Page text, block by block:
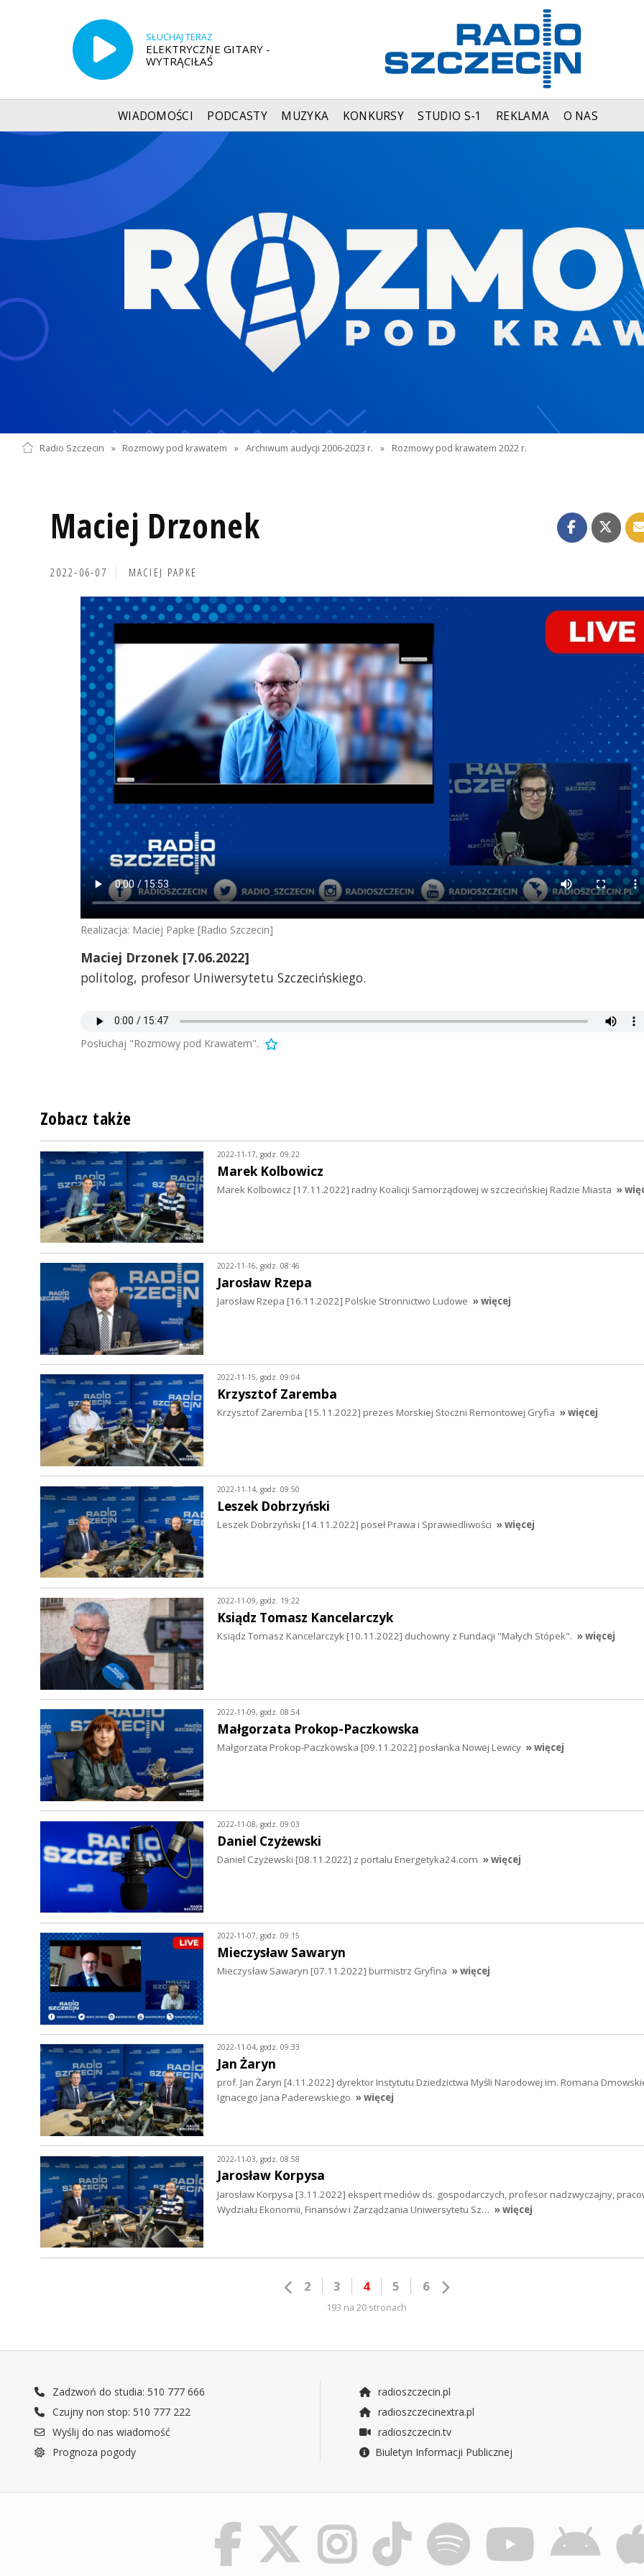
SŁUCHAJ TERAZ
ELEKTRYCZNE GITARY -
WYTRĄCIŁAŚ
WIADOMOŚCI PODCASTY MUZYKA KONKURSY STUDIO S-1 REKLAMA O NAS
Radio Szczecin » Rozmowy pod krawatem » Archiwum audycji 2006-2023 r. » Rozmowy pod krawatem 2022 r.
Maciej Drzonek
2022-06-07 MACIEJ PAPKE
Realizacja: Maciej Papke [Radio Szczecin]
Maciej Drzonek [7.06.2022]
politolog, profesor Uniwersytetu Szczecińskiego.
Posłuchaj "Rozmowy pod Krawatem".
Zobacz także
2022-11-17, godz. 09:22
Marek Kolbowicz
Marek Kolbowicz [17.11.2022] radny Koalicji Samorządowej w szczecińskiej Radzie Miasta »
2022-11-16, godz. 08:46
Jarosław Rzepa
Jarosław Rzepa [16.11.2022] Polskie Stronnictwo Ludowe » więcej
2022-11-15, godz. 09:04
Krzysztof Zaremba
Krzysztof Zaremba [15.11.2022] prezes Morskiej Stoczni Remontowej Gryfia » więcej
2022-11-14, godz. 09:50
Leszek Dobrzyński
Leszek Dobrzyński [14.11.2022] poseł Prawa i Sprawiedliwości » więcej
2022-11-09, godz. 19:22
Ksiądz Tomasz Kancelarczyk
Ksiądz Tomasz Kancelarczyk [10.11.2022] duchowny z Fundacji "Małych Stópek". » więcej
2022-11-09, godz. 08:54
Małgorzata Prokop-Paczkowska
Małgorzata Prokop-Paczkowska [09.11.2022] posłanka Nowej Lewicy » więcej
2022-11-08, godz. 09:03
Daniel Czyżewski
Daniel Czyżewski [08.11.2022] z portalu Energetyka24.com » więcej
2022-11-07, godz. 09:15
Mieczysław Sawaryn
Mieczysław Sawaryn [07.11.2022] burmistrz Gryfina » więcej
2022-11-04, godz. 09:33
Jan Żaryn
prof. Jan Żaryn [4.11.2022] dyrektor Instytutu Dziedzictwa Myśli Narodowej im. Romana
Ignacego Jana Paderewskiego » więcej
2022-11-03, godz. 08:58
Jarosław Korpysa
Jarosław Korpysa [3.11.2022] ekspert mediów ds. gospodarczych, profesor nadzwyczajny,
Wydziału Ekonomii, Finansów i Zarządzania Uniwersytetu Sz… » więcej
2 3 4 5 6
193 na 20 stronach
Zadzwoń do studia: 510 777 666
Czujny non stop: 510 777 222
Wyślij do nas wiadomość
Prognoza pogody
radioszczecin.pl
radioszczecinextra.pl
radioszczecin.tv
Biuletyn Informacji Publicznej